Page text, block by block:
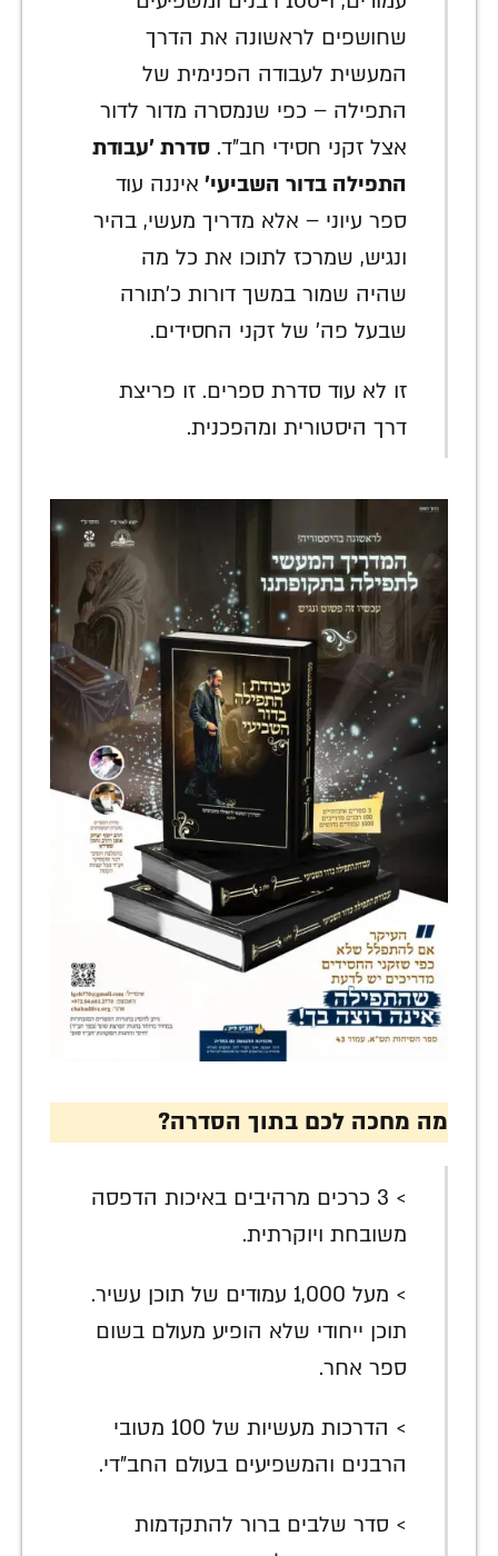
שחושפים לראשונה את הדרך
המעשית לעבודה הפנימית של
התפילה – כפי שנמסרה מדור לדור
אצל זקני חסידי חב"ד. סדרת 'עבודת
התפילה בדור השביעי' איננה עוד
ספר עיוני – אלא מדריך מעשי, בהיר
ונגיש, שמרכז לתוכו את כל מה
שהיה שמור במשך דורות כ'תורה
שבעל פה' של זקני החסידים.
זו לא עוד סדרת ספרים. זו פריצת
דרך היסטורית ומהפכנית.
מה מחכה לכם בתוך הסדרה?
> 3 כרכים מרהיבים באיכות הדפסה
משובחת ויוקרתית.
> מעל 1,000 עמודים של תוכן עשיר.
תוכן ייחודי שלא הופיע מעולם בשום
ספר אחר.
> הדרכות מעשיות של 100 מטובי
הרבנים והמשפיעים בעולם החב"די.
> סדר שלבים ברור להתקדמות